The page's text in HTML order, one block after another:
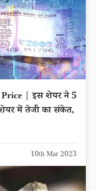
| इस शेयर ने 5
शेयर में तेजी का संकेत,
10th Mar 2023